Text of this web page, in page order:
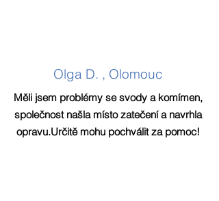
Olga D. , Olomouc
Měli jsem problémy se svody a komímen,
společnost našla místo zatečení a navrhla
opravu.Určitě mohu pochválit za pomoc!